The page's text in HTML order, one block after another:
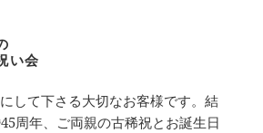
い会
して下さる大切なお客様です。結
周年、ご両親の古稀祝とお誕生日